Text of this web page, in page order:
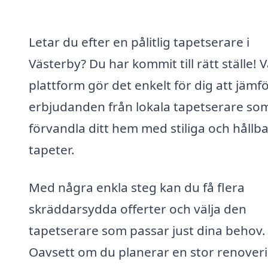
Letar du efter en pålitlig tapetserare i
Västerby? Du har kommit till rätt ställe!
plattform gör det enkelt för dig att
erbjudanden från lokala tapetserare
förvandla ditt hem med stiliga och
tapeter.
Med några enkla steg kan du få flera
skräddarsydda offerter och välja den
tapetserare som passar just dina behov.
Oavsett om du planerar en stor